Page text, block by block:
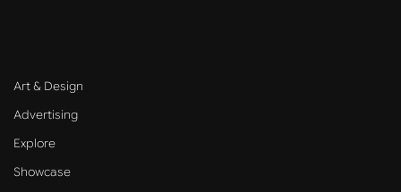
Art & Design
Advertising
Explore
Showcase